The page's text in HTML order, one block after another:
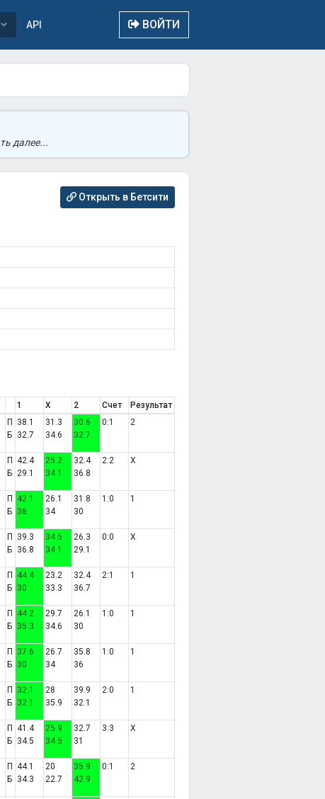
API ВОЙТИ
далее...
Открыть в Бетсити
1 X 2 Счет
Результат
П
Б
38.1
32.7
31.3
34.6
30.6
32.7
0:1 2
П
Б
42.4
29.1
25.2
34.1
32.4
36.8
2:2 X
П
Б
42.1
36
26.1
34
31.8
30
1:0 1
П
Б
39.3
36.8
34.5
34.1
26.3
29.1
0:0 X
П
Б
44.4
30
23.2
33.3
32.4
36.7
2:1 1
П
Б
44.2
35.3
29.7
34.6
26.1
30
1:0 1
П
Б
37.6
30
26.7
34
35.8
36
1:0 1
П
Б
32.1
32.1
28
35.9
39.9
32.1
2:0 1
П
Б
41.4
34.5
25.9
34.5
32.7
31
3:3 X
П
Б
44.1
34.3
20
22.7
35.9
42.9
0:1 2